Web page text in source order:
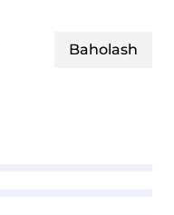
Baholash